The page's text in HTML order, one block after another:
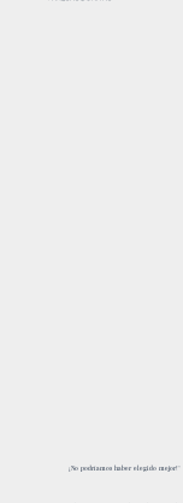
¡No podríamos haber elegido mejor!”